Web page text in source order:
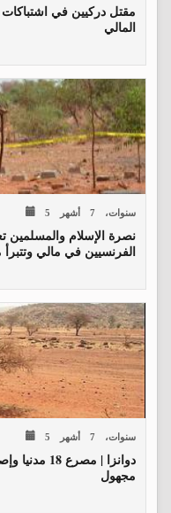
مقتل دركيين في
المالي
5 سنوات، 7 أشهر
نصرة الإسلام والمسلمين
الفرنسيين في مالي وتتبرأ من هجوم
5 سنوات، 7 أشهر
دوانزا |
مجهول